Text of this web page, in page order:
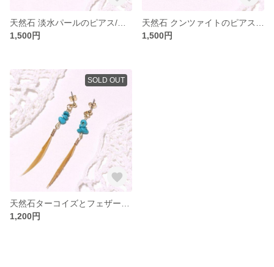
1,500円
1,500円
SOLD OUT
1,200円